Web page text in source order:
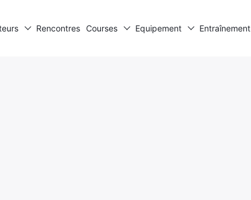
Rencontres Courses Equipement Entraînement